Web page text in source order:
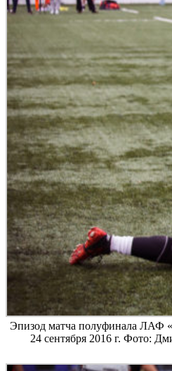
Эпизод матча полуфинала ЛАФ
24 сентября 2016 г. Фото: